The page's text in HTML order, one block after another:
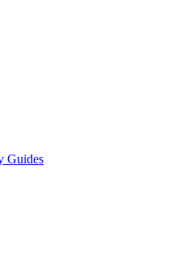
Guides